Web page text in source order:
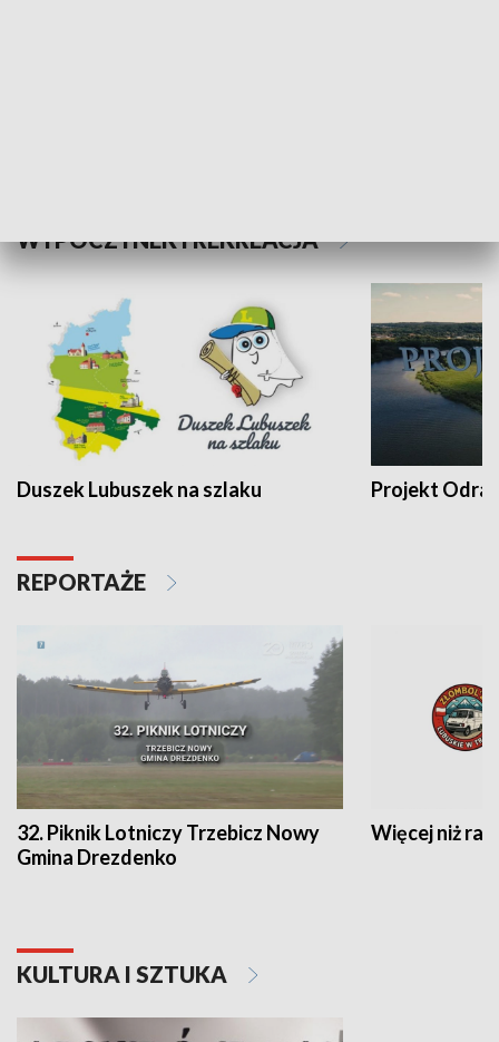
WYPOCZYNEK I REKREACJA
Duszek Lubuszek na szlaku Projekt Odra
REPORTAŻE
32. Piknik Lotniczy Trzebicz Nowy
Gmina Drezdenko
Więcej niż rajd
KULTURA I SZTUKA